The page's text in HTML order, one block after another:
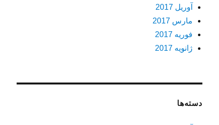
آوریل 2017
مارس 2017
فوریه 2017
ژانویه 2017
دسته‌ها